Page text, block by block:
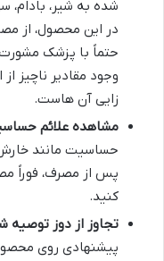
شده به شیر، بادام،
در این محصول، از
حتماً با پزشک
وجود مقادیر ناچیز
زایی آن هاست.
مشاهده علائم
حساسیت مانند
پس از مصرف، فوراً
کنید.
تجاوز از دوز توصیه
پیشنهادی روی